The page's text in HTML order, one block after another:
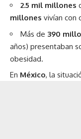
2.5 mil millones
millones vivían con
Más de 390
años) presentaban
obesidad.
En México, la